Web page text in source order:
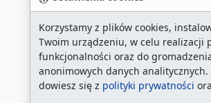
Korzystamy z plików cookies,
Twoim urządzeniu, w celu realizacji
funkcjonalności oraz do
anonimowych danych analitycznych.
dowiesz się z polityki prywatności